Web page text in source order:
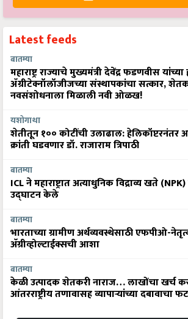
Latest feeds
बातम्या
महाराष्ट्र राज्याचे मुख्यमंत्री देवेंद्र फडणवीस यांच्या
ॲग्रीटेक्नॉलॉजीजच्या संस्थापकांचा सत्कार,
नवसंशोधनाला मिळाली नवी ओळख!
यशोगाथा
शेतीतून १०० कोटींची उलाढाल: हेलिकॉप्टरनंतर
क्रांती घडवणार डॉ. राजाराम त्रिपाठी
बातम्या
ICL ने महाराष्ट्रात अत्याधुनिक विद्राव्य खते
उद्घाटन केले
बातम्या
भारताच्या ग्रामीण अर्थव्यवस्थेसाठी एफपीओ-
अ‍ॅग्रीव्होल्टाईक्सची आशा
बातम्या
केळी उत्पादक शेतकरी नाराज… लाखोंचा खर्च
आंतरराष्ट्रीय तणावासह व्यापाऱ्यांच्या दबावाचा